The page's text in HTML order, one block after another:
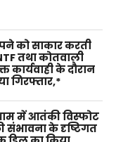
को साकार करती
तथा कोतवाली
कार्यवाही के दौरान
गिरफ्तार,*
में आतंकी विस्फोट
संभावना के दृष्टिगत